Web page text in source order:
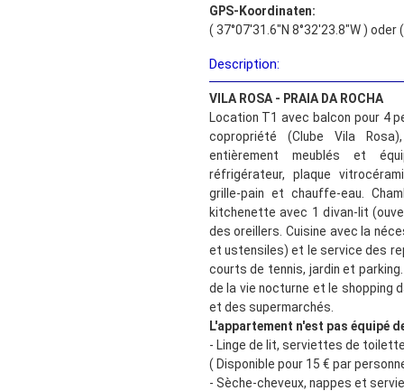
GPS-Koordinaten:
( 37°07'31.6"N 8°32'23.8"W )
Description:
VILA ROSA - PRAIA DA ROCHA
Location T1 avec balcon pour 4
copropriété (Clube Vila
entièrement meublés et
réfrigérateur, plaque
grille-pain et chauffe-eau.
kitchenette avec 1 divan-lit
des oreillers. Cuisine avec la
et ustensiles) et le service des
courts de tennis, jardin et
de la vie nocturne et le shopping
et des supermarchés.
L'appartement n'est pas équipé
- Linge de lit, serviettes de
( Disponible pour 15 € par
- Sèche-cheveux, nappes et